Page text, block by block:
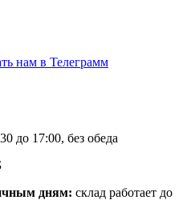
нам в Телеграмм
до 17:00, без обеда
дням: склад работает до